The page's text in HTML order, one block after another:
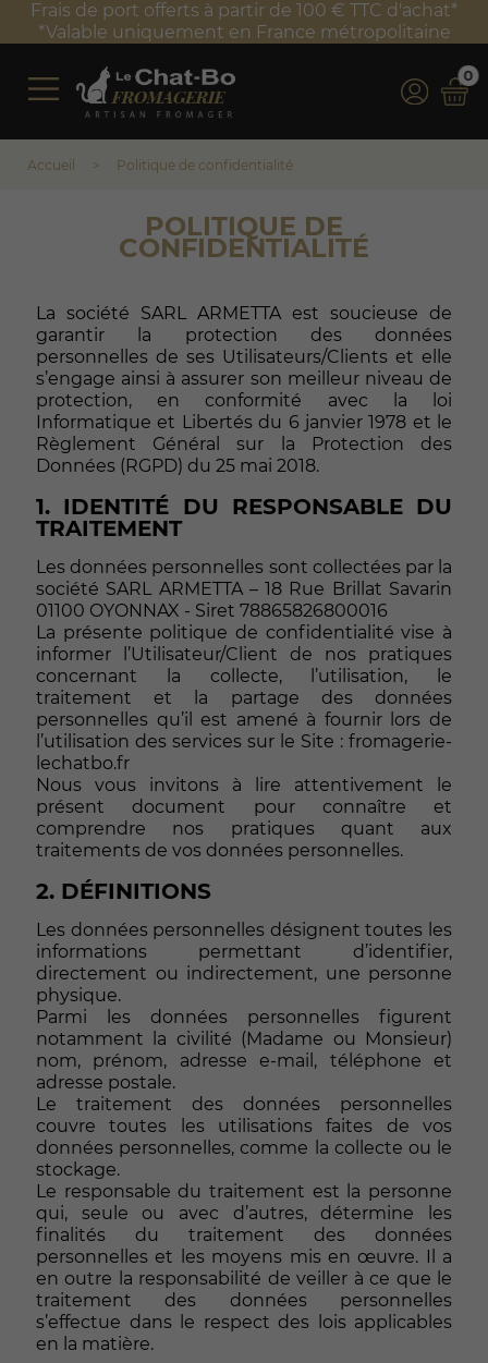
Frais de port offerts à partir de 100 € TTC d'achat*
*Valable uniquement en France métropolitaine
0
Accueil Politique de confidentialité
POLITIQUE DE
CONFIDENTIALITÉ
La société SARL ARMETTA est soucieuse de
garantir la protection des données
personnelles de ses Utilisateurs/Clients et elle
s’engage ainsi à assurer son meilleur niveau de
protection, en conformité avec la loi
Informatique et Libertés du 6 janvier 1978 et le
Règlement Général sur la Protection des
Données (RGPD) du 25 mai 2018.
1. IDENTITÉ DU RESPONSABLE DU
TRAITEMENT
Les données personnelles sont collectées par la
société SARL ARMETTA – 18 Rue Brillat Savarin
01100 OYONNAX - Siret 78865826800016
La présente politique de confidentialité vise à
informer l’Utilisateur/Client de nos pratiques
concernant la collecte, l’utilisation, le
traitement et la partage des données
personnelles qu’il est amené à fournir lors de
l’utilisation des services sur le Site : fromagerie-
lechatbo.fr
Nous vous invitons à lire attentivement le
présent document pour connaître et
comprendre nos pratiques quant aux
traitements de vos données personnelles.
2. DÉFINITIONS
Les données personnelles désignent toutes les
informations permettant d’identifier,
directement ou indirectement, une personne
physique.
Parmi les données personnelles figurent
notamment la civilité (Madame ou Monsieur)
nom, prénom, adresse e-mail, téléphone et
adresse postale.
Le traitement des données personnelles
couvre toutes les utilisations faites de vos
données personnelles, comme la collecte ou le
stockage.
Le responsable du traitement est la personne
qui, seule ou avec d’autres, détermine les
finalités du traitement des données
personnelles et les moyens mis en œuvre. Il a
en outre la responsabilité de veiller à ce que le
traitement des données personnelles
s’effectue dans le respect des lois applicables
en la matière.